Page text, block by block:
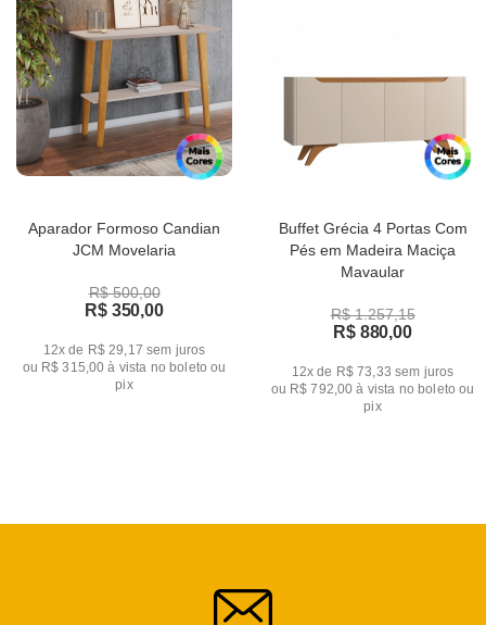
Aparador Formoso Candian
JCM Movelaria
R$ 500,00
R$ 350,00
12x de R$ 29,17 sem juros
ou R$ 315,00 à vista no boleto ou
pix
Buffet Grécia 4 Portas Com
Pés em Madeira Maciça
Mavaular
R$ 1.257,15
R$ 880,00
12x de R$ 73,33 sem juros
ou R$ 792,00 à vista no boleto ou
pix